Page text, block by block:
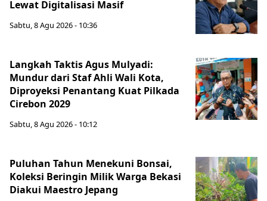
Lewat Digitalisasi Masif
Sabtu, 8 Agu 2026 - 10:36
Langkah Taktis Agus Mulyadi:
Mundur dari Staf Ahli Wali Kota,
Diproyeksi Penantang Kuat Pilkada
Cirebon 2029
Sabtu, 8 Agu 2026 - 10:12
Puluhan Tahun Menekuni Bonsai,
Koleksi Beringin Milik Warga Bekasi
Diakui Maestro Jepang